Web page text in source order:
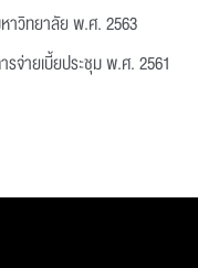
าวิทยาลัย พ.ศ. 2563
จ่ายเบี้ยประชุม พ.ศ. 2561